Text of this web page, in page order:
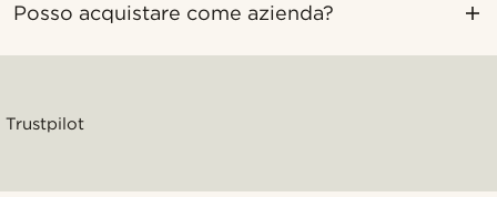
Posso acquistare come azienda?
Trustpilot